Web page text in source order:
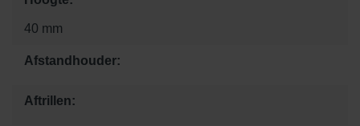
40 mm
Afstandhouder:
Aftrillen: